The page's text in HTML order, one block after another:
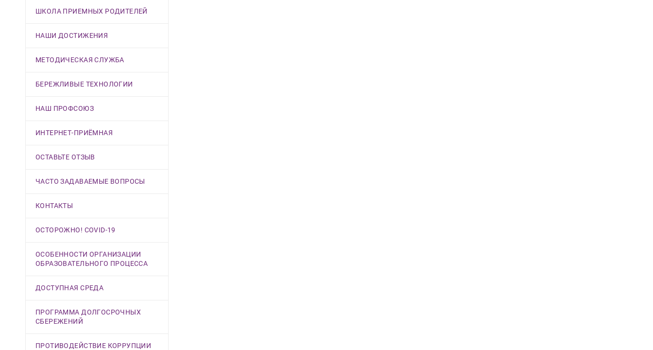
ШКОЛА ПРИЕМНЫХ РОДИТЕЛЕЙ
НАШИ ДОСТИЖЕНИЯ
МЕТОДИЧЕСКАЯ СЛУЖБА
БЕРЕЖЛИВЫЕ ТЕХНОЛОГИИ
НАШ ПРОФСОЮЗ
ИНТЕРНЕТ-ПРИЁМНАЯ
ОСТАВЬТЕ ОТЗЫВ
ЧАСТО ЗАДАВАЕМЫЕ ВОПРОСЫ
КОНТАКТЫ
ОСТОРОЖНО! COVID-19
ОСОБЕННОСТИ ОРГАНИЗАЦИИ
ОБРАЗОВАТЕЛЬНОГО ПРОЦЕССА
ДОСТУПНАЯ СРЕДА
ПРОГРАММА ДОЛГОСРОЧНЫХ
СБЕРЕЖЕНИЙ
ПРОТИВОДЕЙСТВИЕ КОРРУПЦИИ